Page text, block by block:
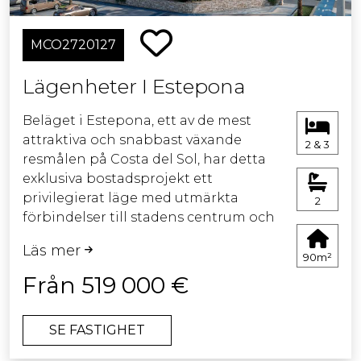
eftertraktat område, där alla tjänster
ligger inom gångavstånd, inklusive
Estepona marina.
Översikt över blocken:
Totalt 20 hem:
11 hem i Block 1
9 hem i Block 2
12 hem i Block 3
MCO2720127
Lägenheter I Estepona
Beläget i Estepona, ett av de mest
attraktiva och snabbast växande
resmålen på Costa del Sol, har detta
exklusiva bostadsprojekt ett
privilegierat läge med utmärkta
förbindelser till stadens centrum och
Omgivet av service, natur, stränder och
prestigefyllda golfbanor erbjuder det
en idealisk miljö för året-runt-boende.
Projektet består av två- och
trerumslägenheter designade för att
Läs mer
Från 519 000 €
SE FASTIGHET
2 & 3
2
90m²